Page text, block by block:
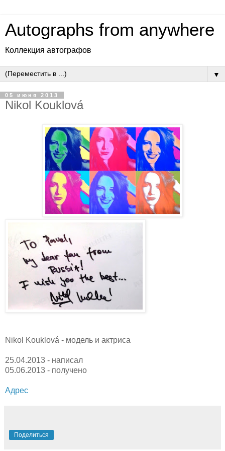
Autographs from anywhere
Коллекция автографов
▼
05 июня 2013
Nikol Kouklová
Nikol Kouklová - модель и актриcа
25.04.2013 - написал
05.06.2013 - получено
Адрес
Поделиться